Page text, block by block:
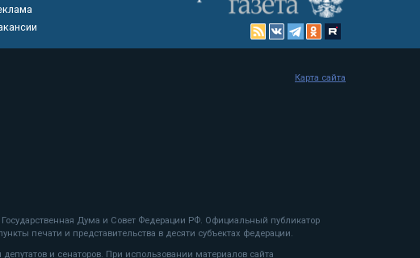
Дума и Совет Федерации РФ. Официальный публикатор
печати и представительства в десяти субъектах федерации.
и сенаторов. При использовании материалов сайта
Карта сайта